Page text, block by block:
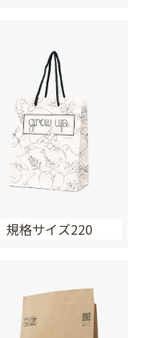
規格サイズ220